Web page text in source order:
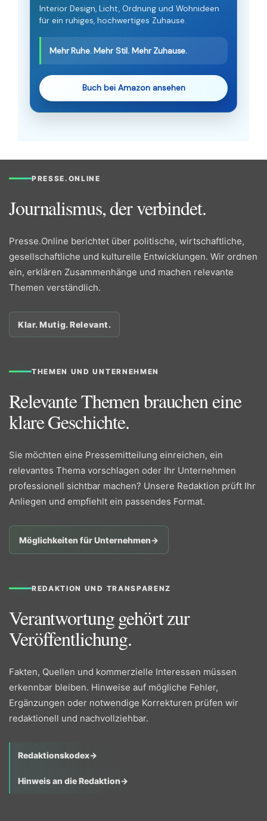
Interior Design, Licht, Ordnung und Wohnideen
für ein ruhiges, hochwertiges Zuhause.
Mehr Ruhe. Mehr Stil. Mehr Zuhause.
Buch bei Amazon ansehen
PRESSE.ONLINE
Journalismus, der verbindet.
Presse.Online berichtet über politische, wirtschaftliche,
gesellschaftliche und kulturelle Entwicklungen. Wir ordnen
ein, erklären Zusammenhänge und machen relevante
Themen verständlich.
Klar. Mutig. Relevant.
THEMEN UND UNTERNEHMEN
Relevante Themen brauchen eine
klare Geschichte.
Sie möchten eine Pressemitteilung einreichen, ein
relevantes Thema vorschlagen oder Ihr Unternehmen
professionell sichtbar machen? Unsere Redaktion prüft Ihr
Anliegen und empfiehlt ein passendes Format.
Möglichkeiten für Unternehmen→
REDAKTION UND TRANSPARENZ
Verantwortung gehört zur
Veröffentlichung.
Fakten, Quellen und kommerzielle Interessen müssen
erkennbar bleiben. Hinweise auf mögliche Fehler,
Ergänzungen oder notwendige Korrekturen prüfen wir
redaktionell und nachvollziehbar.
Redaktionskodex→
Hinweis an die Redaktion→